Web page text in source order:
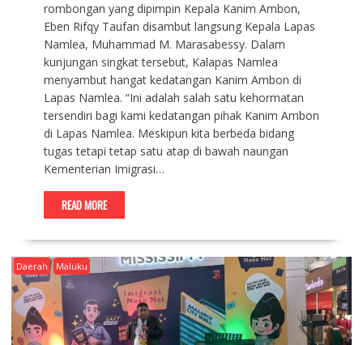
rombongan yang dipimpin Kepala Kanim Ambon,
Eben Rifqy Taufan disambut langsung Kepala Lapas
Namlea, Muhammad M. Marasabessy. Dalam
kunjungan singkat tersebut, Kalapas Namlea
menyambut hangat kedatangan Kanim Ambon di
Lapas Namlea. “Ini adalah salah satu kehormatan
tersendiri bagi kami kedatangan pihak Kanim Ambon
di Lapas Namlea. Meskipun kita berbeda bidang
tugas tetapi tetap satu atap di bawah naungan
Kementerian Imigrasi…
READ MORE
Daerah Maluku